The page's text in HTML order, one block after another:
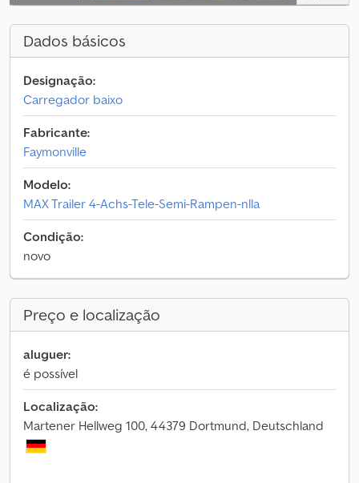
Dados básicos
Designação:
Carregador baixo
Fabricante:
Faymonville
Modelo:
MAX Trailer 4-Achs-Tele-Semi-Rampen-nlla
Condição:
novo
Preço e localização
aluguer:
é possível
Localização:
Martener Hellweg 100, 44379 Dortmund, Deutschland